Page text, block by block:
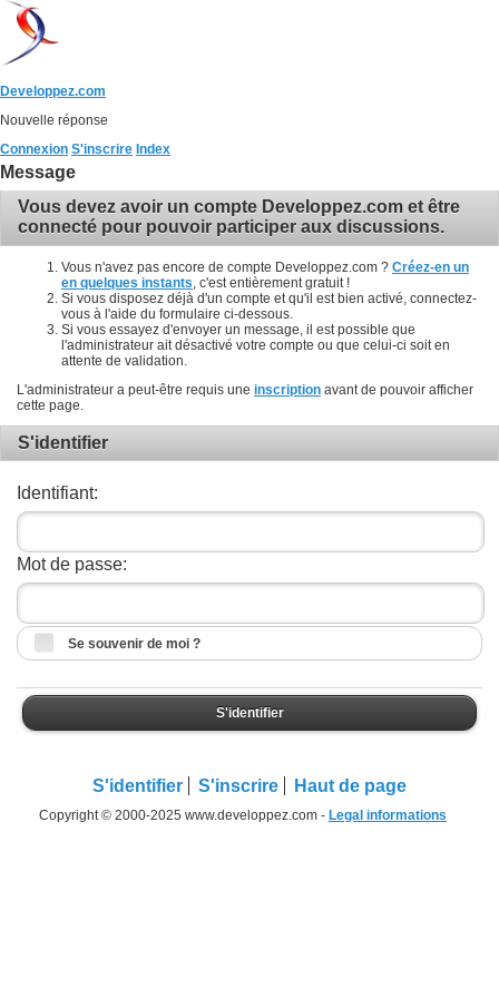
Developpez.com
Nouvelle réponse
Connexion S'inscrire Index
Message
Vous devez avoir un compte Developpez.com et être
connecté pour pouvoir participer aux discussions.
Vous n'avez pas encore de compte Developpez.com ? Créez-en un
en quelques instants , c'est entièrement gratuit !
Si vous disposez déjà d'un compte et qu'il est bien activé, connectez-
vous à l'aide du formulaire ci-dessous.
Si vous essayez d'envoyer un message, il est possible que
l'administrateur ait désactivé votre compte ou que celui-ci soit en
attente de validation.
L'administrateur a peut-être requis une inscription avant de pouvoir afficher
cette page.
S'identifier
Identifiant:
Mot de passe:
Se souvenir de moi ?
S'identifier
S'identifier S'inscrire Haut de page
Copyright © 2000-2025 www.developpez.com - Legal informations